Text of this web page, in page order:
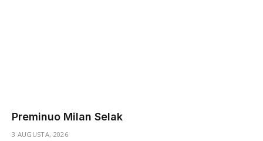
Preminuo Milan Selak
3 AUGUSTA, 2026